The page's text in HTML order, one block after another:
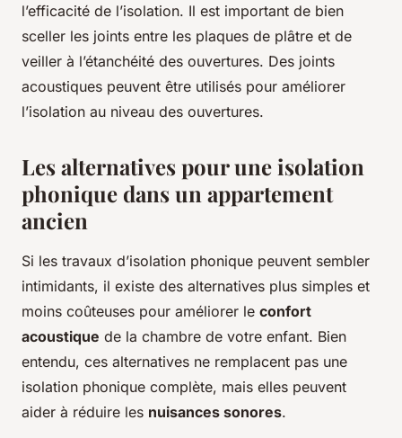
l’efficacité de l’isolation. Il est important de bien
sceller les joints entre les plaques de plâtre et de
veiller à l’étanchéité des ouvertures. Des joints
acoustiques peuvent être utilisés pour améliorer
l’isolation au niveau des ouvertures.
Les alternatives pour une isolation
phonique dans un appartement
ancien
Si les travaux d’isolation phonique peuvent sembler
intimidants, il existe des alternatives plus simples et
moins coûteuses pour améliorer le confort
acoustique de la chambre de votre enfant. Bien
entendu, ces alternatives ne remplacent pas une
isolation phonique complète, mais elles peuvent
aider à réduire les nuisances sonores.